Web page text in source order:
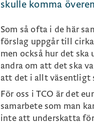
skulle komma
Som så ofta i de här
förslag uppgår till
men också hur det
andra om att det ska
att det i allt väsentligt
För oss i TCO är det
samarbete som man
inte att underskatta